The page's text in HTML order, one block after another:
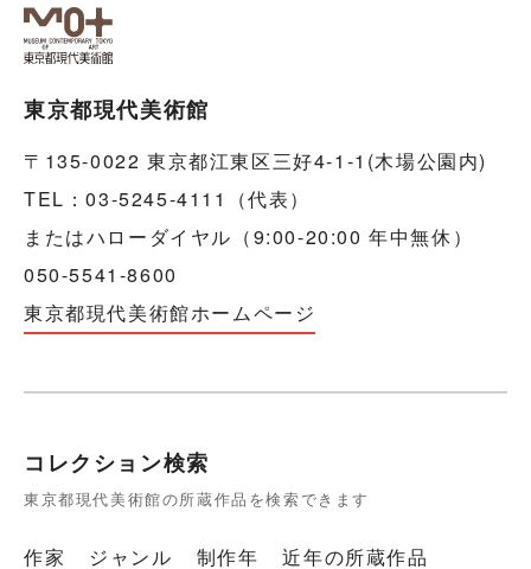
東京都現代美術館
〒135-0022 東京都江東区三好4-1-1(木場公園内)
TEL：03-5245-4111（代表）
またはハローダイヤル（9:00-20:00 年中無休）
050-5541-8600
東京都現代美術館ホームページ
コレクション検索
東京都現代美術館の所蔵作品を検索できます
作家 ジャンル 制作年 近年の所蔵作品